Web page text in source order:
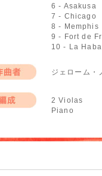
6 - Asakusa
7 - Chicago
8 - Memphis
9 - Fort de
10 - La
ジェローム
2 Violas
Piano